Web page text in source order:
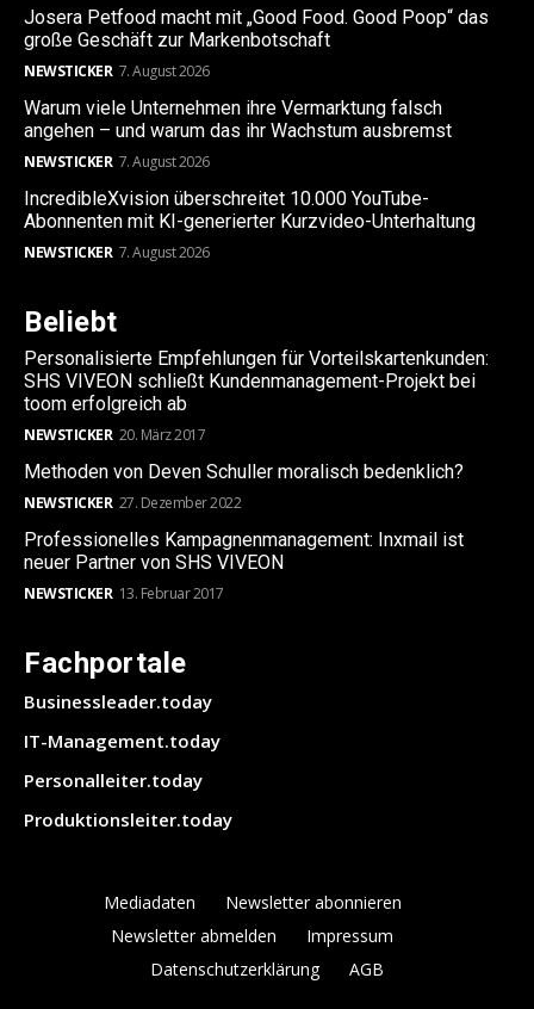
Josera Petfood macht mit „Good Food. Good Poop“ das
große Geschäft zur Markenbotschaft
NEWSTICKER 7. August 2026
Warum viele Unternehmen ihre Vermarktung falsch
angehen – und warum das ihr Wachstum ausbremst
NEWSTICKER 7. August 2026
IncredibleXvision überschreitet 10.000 YouTube-
Abonnenten mit KI-generierter Kurzvideo-Unterhaltung
NEWSTICKER 7. August 2026
Beliebt
Personalisierte Empfehlungen für Vorteilskartenkunden:
SHS VIVEON schließt Kundenmanagement-Projekt bei
toom erfolgreich ab
NEWSTICKER 20. März 2017
Methoden von Deven Schuller moralisch bedenklich?
NEWSTICKER 27. Dezember 2022
Professionelles Kampagnenmanagement: Inxmail ist
neuer Partner von SHS VIVEON
NEWSTICKER 13. Februar 2017
Fachportale
Businessleader.today
IT-Management.today
Personalleiter.today
Produktionsleiter.today
Mediadaten
Newsletter abonnieren
Newsletter abmelden
Impressum
Datenschutzerklärung
AGB